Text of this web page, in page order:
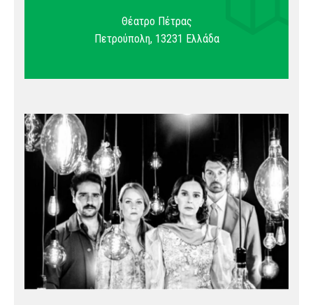
Θέατρο Πέτρας
Πετρούπολη, 13231 Ελλάδα